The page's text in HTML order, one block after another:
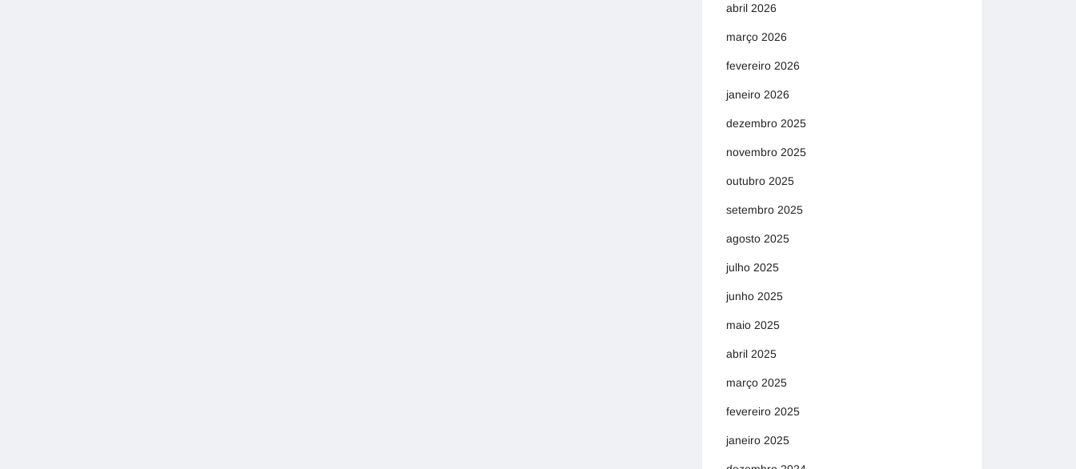
abril 2026
março 2026
fevereiro 2026
janeiro 2026
dezembro 2025
novembro 2025
outubro 2025
setembro 2025
agosto 2025
julho 2025
junho 2025
maio 2025
abril 2025
março 2025
fevereiro 2025
janeiro 2025